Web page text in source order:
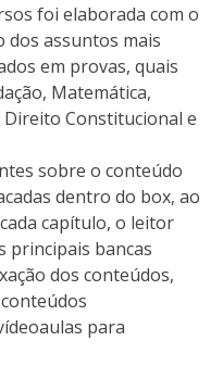
foi elaborada com o
dos assuntos mais
em provas, quais
Matemática,
Constitucional e
sobre o conteúdo
dentro do box, ao
capítulo, o leitor
principais bancas
dos conteúdos,
para